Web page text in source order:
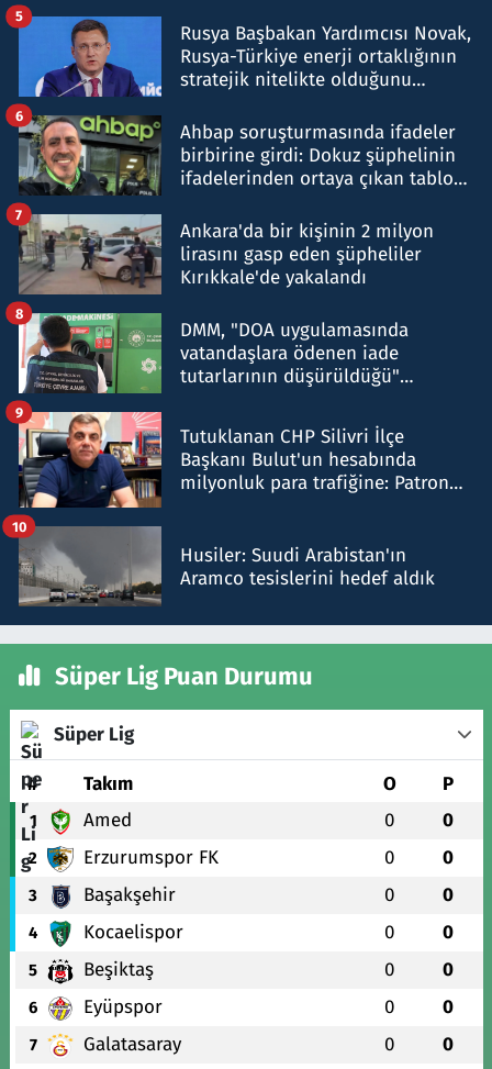
Rusya Başbakan Yardımcısı Novak,
Rusya-Türkiye enerji ortaklığının
stratejik nitelikte olduğunu
5
Ahbap soruşturmasında ifadeler
birbirine girdi: Dokuz şüphelinin
ifadelerinden ortaya çıkan tablo
6
Ankara'da bir kişinin 2 milyon
lirasını gasp eden şüpheliler
Kırıkkale'de yakalandı
7
DMM, "DOA uygulamasında
vatandaşlara ödenen iade
tutarlarının düşürüldüğü"
8
Tutuklanan CHP Silivri İlçe
Başkanı Bulut'un hesabında
milyonluk para trafiğine: Patron
9
Husiler: Suudi Arabistan'ın
Aramco tesislerini hedef aldık
10
Süper Lig Puan Durumu
Süper Lig
# Takım O P
1 Amed 0 0
2 Erzurumspor FK 0 0
3 Başakşehir 0 0
4 Kocaelispor 0 0
5 Beşiktaş 0 0
6 Eyüpspor 0 0
7 Galatasaray 0 0